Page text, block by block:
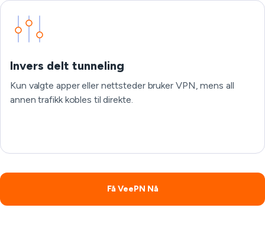
Invers delt tunneling
Kun valgte apper eller nettsteder bruker VPN, mens all
annen trafikk kobles til direkte.
Få VeePN Nå